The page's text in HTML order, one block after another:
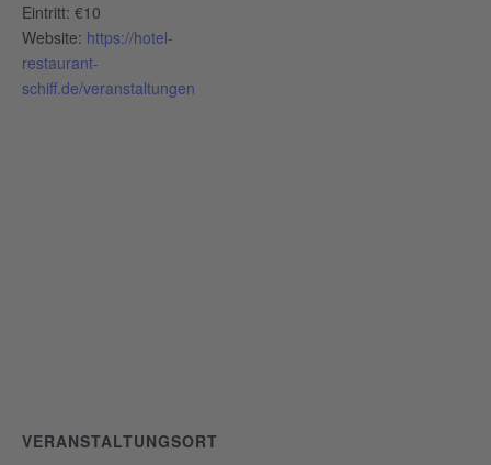
Eintritt: €10
Website: https://hotel-
restaurant-
schiff.de/veranstaltungen
VERANSTALTUNGSORT